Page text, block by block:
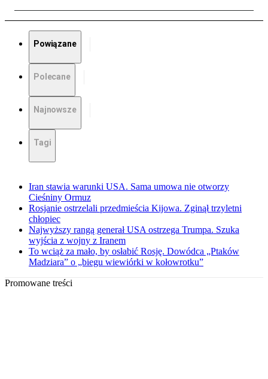
Powiązane
Polecane
Najnowsze
Tagi
Iran stawia warunki USA. Sama umowa nie otworzy
Cieśniny Ormuz
Rosjanie ostrzelali przedmieścia Kijowa. Zginął trzyletni
chłopiec
Najwyższy rangą generał USA ostrzega Trumpa. Szuka
wyjścia z wojny z Iranem
To wciąż za mało, by osłabić Rosję. Dowódca „Ptaków
Madziara” o „biegu wiewiórki w kołowrotku”
Promowane treści